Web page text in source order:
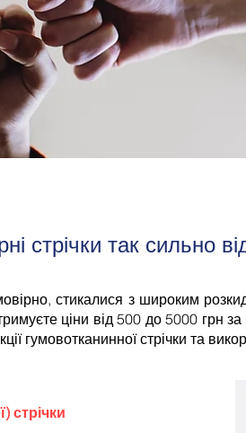
стрічки так сильно
стикалися з широким
ціни від 500 до 5000 грн
гумовотканинної стрічки та
стрічки